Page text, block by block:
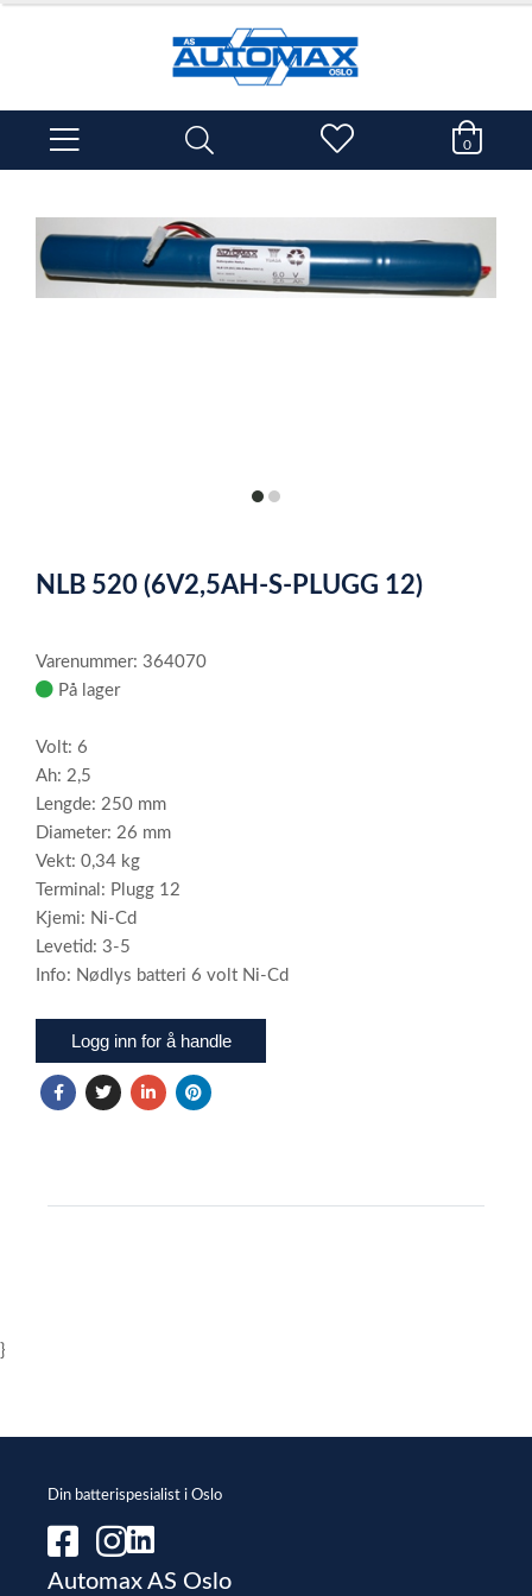
0
itemitem
of
NLB 520 (6V2,5AH-S-PLUGG 12)
Varenummer: 364070
På lager
Volt: 6
Ah: 2,5
Lengde: 250 mm
Diameter: 26 mm
Vekt: 0,34 kg
Terminal: Plugg 12
Kjemi: Ni-Cd
Levetid: 3-5
Info: Nødlys batteri 6 volt Ni-Cd
Logg inn for å handle
}
Din batterispesialist i Oslo
Automax AS Oslo